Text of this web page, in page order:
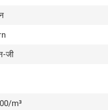
जी
m³